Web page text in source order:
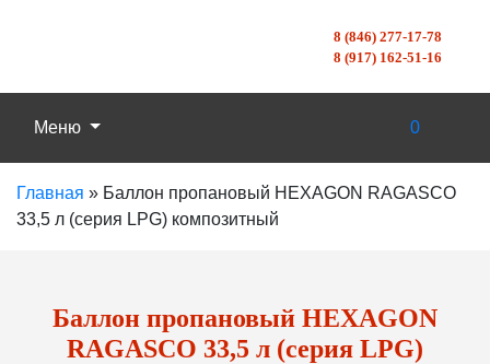
8 (846) 277-17-78
8 (917) 162-51-16
Меню 0
Главная » Баллон пропановый HEXAGON RAGASCO
33,5 л (серия LPG) композитный
Баллон пропановый HEXAGON
RAGASCO 33,5 л (серия LPG)